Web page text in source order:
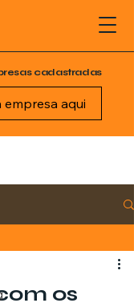
cadastradas
empresa aqui
os